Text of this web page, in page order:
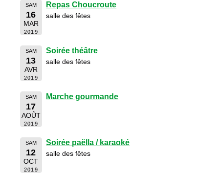
SAM
16
MAR
2019
Repas Choucroute
salle des fêtes
SAM
13
AVR
2019
Soirée théâtre
salle des fêtes
SAM
17
AOÛT
2019
Marche gourmande
SAM
12
OCT
2019
Soirée paëlla / karaoké
salle des fêtes